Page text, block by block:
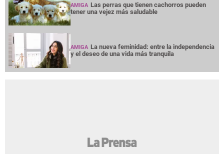
AMIGA Las perras que tienen cachorros pueden
tener una vejez más saludable
AMIGA La nueva feminidad: entre la independencia
y el deseo de una vida más tranquila